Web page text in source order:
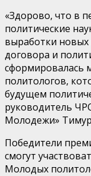
«Здорово, что в
политические
выработки
договора и
сформировалась
политологов,
будущем
руководитель
Молодежи»
Победители
смогут
Молодых